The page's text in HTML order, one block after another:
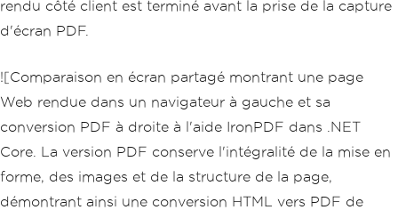
rendu côté client est terminé avant la prise de la capture
d'écran PDF.
![Comparaison en écran partagé montrant une page
Web rendue dans un navigateur à gauche et sa
conversion PDF à droite à l'aide IronPDF dans .NET
Core. La version PDF conserve l'intégralité de la mise en
forme, des images et de la structure de la page,
démontrant ainsi une conversion HTML vers PDF de